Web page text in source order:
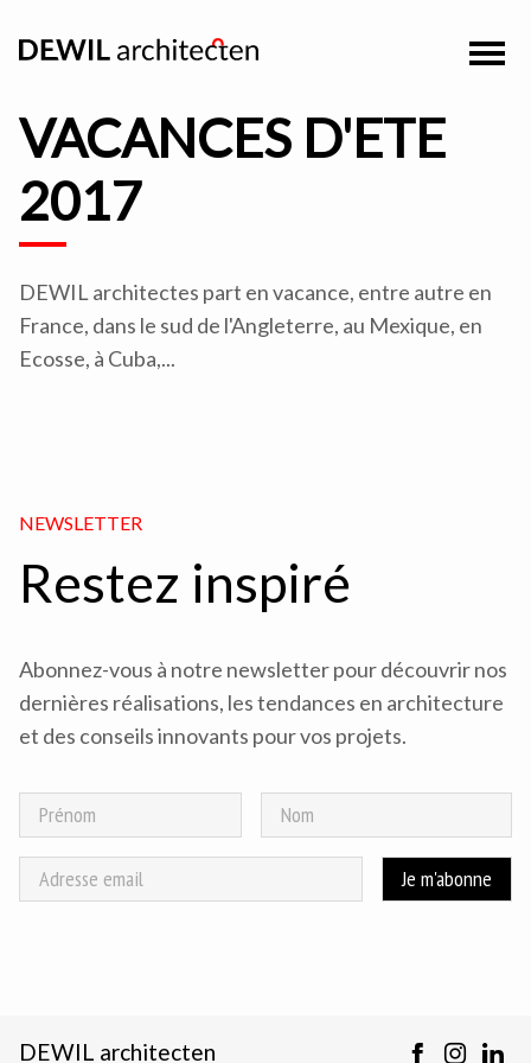
VACANCES D'ETE
2017
DEWIL architectes part en vacance, entre autre en
France, dans le sud de l'Angleterre, au Mexique, en
Ecosse, à Cuba,...
NEWSLETTER
Restez inspiré
Abonnez-vous à notre newsletter pour découvrir nos
dernières réalisations, les tendances en architecture
et des conseils innovants pour vos projets.
DEWIL architecten